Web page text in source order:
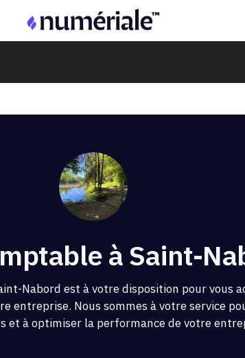
à Saint-
Nabord est à votre disposition pour vous
entreprise. Nous sommes à votre service
et à optimiser la performance de votre